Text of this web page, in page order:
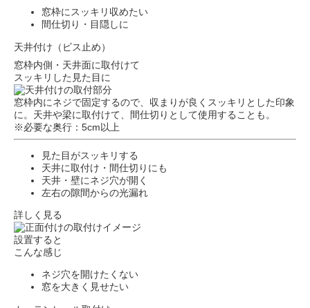
窓枠にスッキリ収めたい
間仕切り・目隠しに
天井付け（ビス止め）
窓枠内側・天井面に取付けて
スッキリした見た目に
窓枠内にネジで固定するので、収まりが良くスッキリとした印象
に。天井や梁に取付けて、間仕切りとして使用することも。
※必要な奥行：5cm以上
見た目がスッキリする
天井に取付け・間仕切りにも
天井・壁にネジ穴が開く
左右の隙間からの光漏れ
詳しく見る
設置すると
こんな感じ
ネジ穴を開けたくない
窓を大きく見せたい